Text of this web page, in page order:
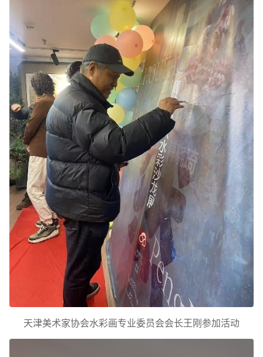
天津美术家协会水彩画专业委员会会长王刚参加活动